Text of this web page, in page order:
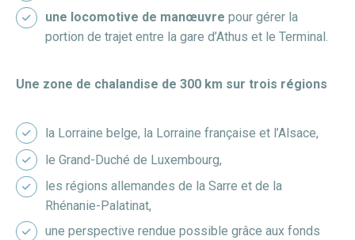
une locomotive de manœuvre pour gérer la
portion de trajet entre la gare d’Athus et le Terminal.
Une zone de chalandise de 300 km sur trois régions
la Lorraine belge, la Lorraine française et l’Alsace,
le Grand-Duché de Luxembourg,
les régions allemandes de la Sarre et de la
Rhénanie-Palatinat,
une perspective rendue possible grâce aux fonds